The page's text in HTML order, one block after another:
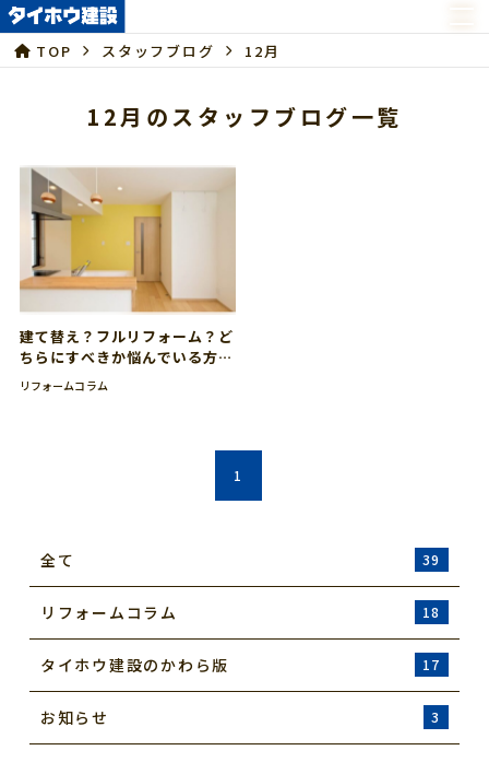
TOP スタッフブログ 12月
12月のスタッフブログ一覧
建て替え？フルリフォーム？ど
ちらにすべきか悩んでいる方に
家のプロが解説
リフォームコラム
1
全て 39
リフォームコラム 18
タイホウ建設のかわら版 17
お知らせ 3